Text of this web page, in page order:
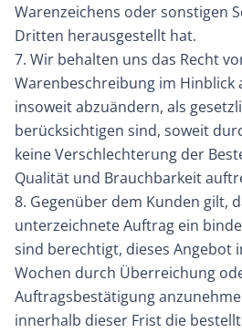
Warenzeichens oder sonstigen
Dritten herausgestellt hat.
7. Wir behalten uns das Recht
Warenbeschreibung im Hinblick
insoweit abzuändern, als
berücksichtigen sind, soweit
keine Verschlechterung der
Qualität und Brauchbarkeit
8. Gegenüber dem Kunden gilt,
unterzeichnete Auftrag ein
sind berechtigt, dieses Angebot
Wochen durch Überreichung
Auftragsbestätigung
innerhalb dieser Frist die